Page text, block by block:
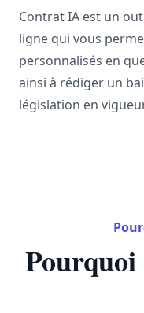
Contrat IA est un
ligne qui vous
personnalisés en
ainsi à rédiger un
législation en